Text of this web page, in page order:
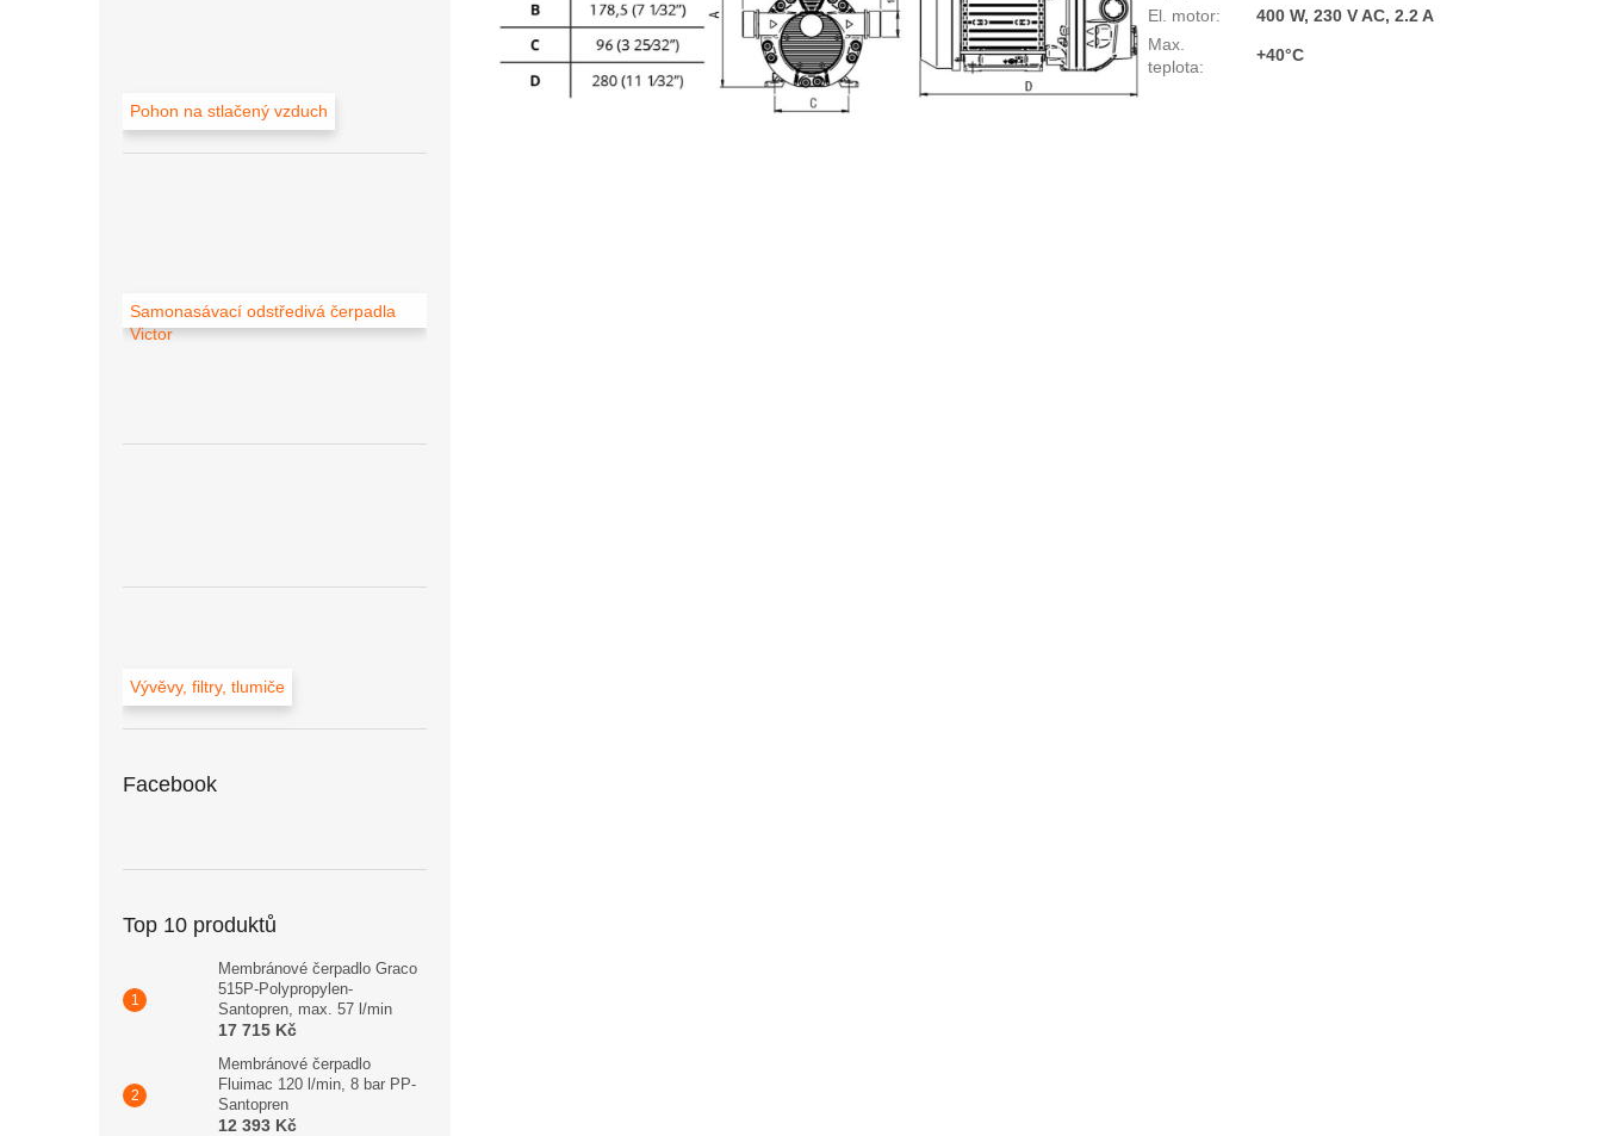
Pohon na stlačený vzduch
Samonasávací odstředivá čerpadla
Victor
Vývěvy, filtry, tlumiče
Facebook
Top 10 produktů
Membránové čerpadlo Graco
515P-Polypropylen-
Santopren, max. 57 l/min
17 715 Kč
Membránové čerpadlo
Fluimac 120 l/min, 8 bar PP-
Santopren
12 393 Kč
El. motor:
400 W, 230 V AC, 2.2 A
Max.
teplota:
+40°C